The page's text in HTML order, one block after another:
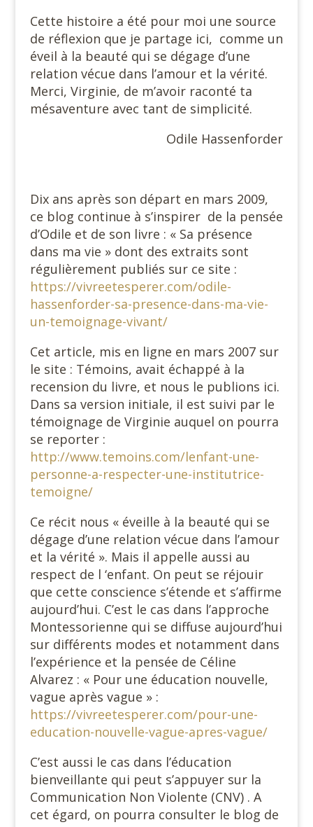
Cette histoire a été pour moi une source
de réflexion que je partage ici, comme un
éveil à la beauté qui se dégage d’une
relation vécue dans l’amour et la vérité.
Merci, Virginie, de m’avoir raconté ta
mésaventure avec tant de simplicité.
Odile Hassenforder
Dix ans après son départ en mars 2009,
ce blog continue à s’inspirer de la pensée
d’Odile et de son livre : « Sa présence
dans ma vie » dont des extraits sont
régulièrement publiés sur ce site :
https://vivreetesperer.com/odile-
hassenforder-sa-presence-dans-ma-vie-
un-temoignage-vivant/
Cet article, mis en ligne en mars 2007 sur
le site : Témoins, avait échappé à la
recension du livre, et nous le publions ici.
Dans sa version initiale, il est suivi par le
témoignage de Virginie auquel on pourra
se reporter :
http://www.temoins.com/lenfant-une-
personne-a-respecter-une-institutrice-
temoigne/
Ce récit nous « éveille à la beauté qui se
dégage d’une relation vécue dans l’amour
et la vérité ». Mais il appelle aussi au
respect de l ‘enfant. On peut se réjouir
que cette conscience s’étende et s’affirme
aujourd’hui. C’est le cas dans l’approche
Montessorienne qui se diffuse aujourd’hui
sur différents modes et notamment dans
l’expérience et la pensée de Céline
Alvarez : « Pour une éducation nouvelle,
vague après vague » :
https://vivreetesperer.com/pour-une-
education-nouvelle-vague-apres-vague/
C’est aussi le cas dans l’éducation
bienveillante qui peut s’appuyer sur la
Communication Non Violente (CNV) . A
cet égard, on pourra consulter le blog de